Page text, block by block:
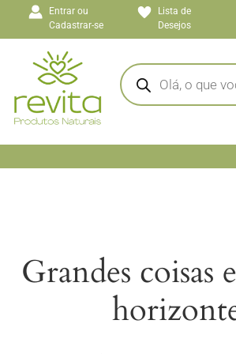
conteúdoEntrar ou
Cadastrar-se
Lista de
Desejos
Grandes coisas